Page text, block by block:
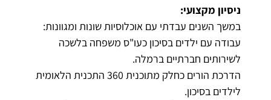
ניסיון מקצועי:
במשך השנים עבדתי עם אוכלוסיות שונות ומגוונות:
עבודה עם ילדים בסיכון כעו"ס משפחה בלשכה
לשירותים חברתיים ברמלה.
הדרכת הורים כחלק מתוכנית 360 התכנית הלאומית
לילדים בסיכון.